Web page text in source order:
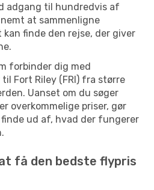
adgang til hundredvis af
at sammenligne
kan finde den rejse, der giver
forbinder dig med
Fort Riley (FRI) fra større
Uanset om du søger
overkommelige priser, gør
ud af, hvad der fungerer
få den bedste flypris